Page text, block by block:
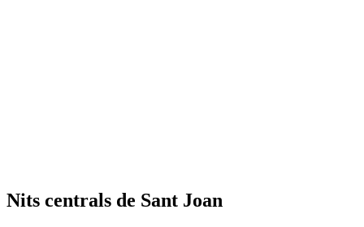
Nits centrals de Sant Joan